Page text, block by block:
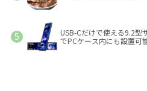
USB-Cだけで使える9.2
でPCケース内にも設置可